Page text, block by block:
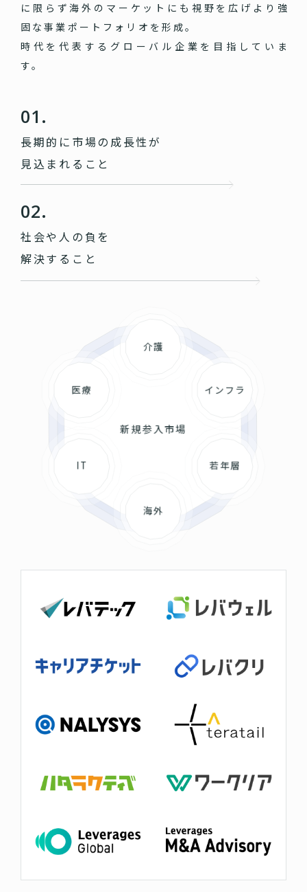
に限らず海外のマーケットにも視野を広げより強
固な事業ポートフォリオを形成。
時代を代表するグローバル企業を目指していま
す。
01.
長期的に市場の成長性が
見込まれること
02.
社会や人の負を
解決すること
新規参入市場
介護
インフラ
若年層
海外
IT
医療